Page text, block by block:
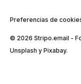
Preferencias de
© 2026 Stripо.email -
Unsplash y Pixabay.